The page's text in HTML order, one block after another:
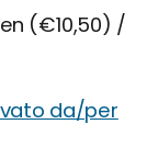
(€10,50) /
da/per